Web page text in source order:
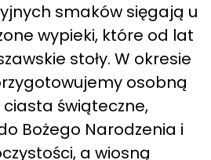
smaków sięgają u
wypieki, które od lat
stoły. W okresie
osobną
ciasta świąteczne,
Bożego Narodzenia i
a wiosną